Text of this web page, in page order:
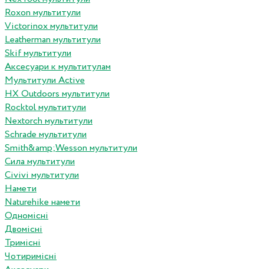
Roxon мультитули
Victorinox мультитули
Leatherman мультитули
Skif мультитули
Аксесуари к мультитулам
Мультитули Active
HX Outdoors мультитули
Rocktol мультитули
Nextorch мультитули
Schrade мультитули
Smith&amp;Wesson мультитули
Сила мультитули
Civivi мультитули
Намети
Naturehike намети
Одномісні
Двомісні
Тримісні
Чотиримісні